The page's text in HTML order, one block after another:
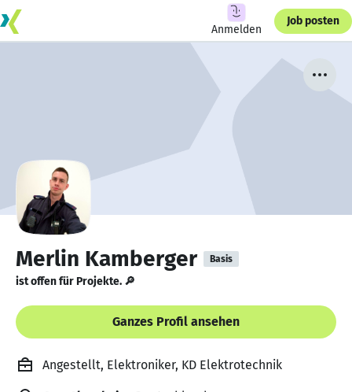
Anmelden
Job posten
Merlin Kamberger Basis
ist offen für Projekte. 🔎
Ganzes Profil ansehen
Angestellt, Elektroniker, KD Elektrotechnik